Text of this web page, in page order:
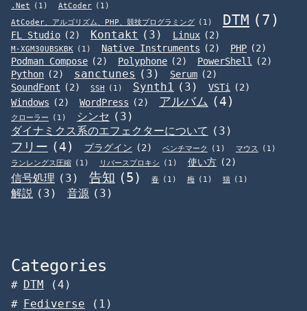
.Net (1) AtCoder (1)
AtCoder、アルゴリズム、PHP、競技プログラミング (1) DTM (7)
FL Studio (2) Kontakt (3) Linux (2)
M-XGM30UBSKBK (1) Native Instruments (2) PHP (2)
Podman Compose (2) Polyphone (2) PowerShell
(2)
Python (2) sanctunes (3) Serum (2)
SoundFont (2) SSH (1) Synth1 (3) VSTi
(2)
Windows (2) WordPress (2) アルバム (4)
クローラー (1) シンセ (3)
ダイナミクス系のエフェクターについて (3)
フリー (4) プラグイン (2) ベンチマーク (1) マウス
(1)
ランレングス圧縮 (1) リバースプロキシ (1) 使い方 (2)
信号処理 (3) 告知 (5) 春 (1) 梅 (1) 猫 (1)
解説 (3) 音源 (3)
Categories
DTM (4)
Fediverse (1)